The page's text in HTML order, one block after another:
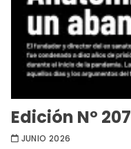
Edición Nº 207
JUNIO 2026